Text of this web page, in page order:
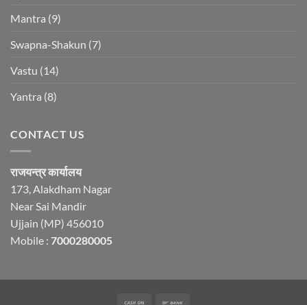
Mantra (9)
Swapna-Shakun (7)
Vastu (14)
Yantra (8)
CONTACT US
राजयन्त्र कार्यालय
173, Alakdham Nagar
Near Sai Mandir
Ujjain (MP) 456010
Mobile : 7000280005